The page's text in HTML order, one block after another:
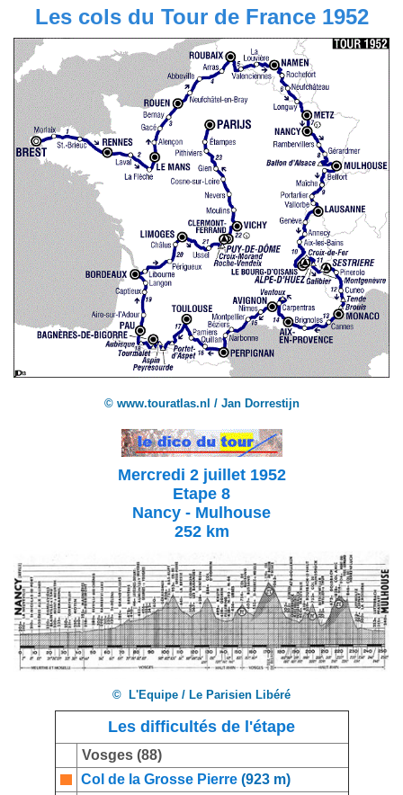
Les cols du Tour de France 1952
© www.touratlas.nl / Jan Dorrestijn
Mercredi 2 juillet 1952
Etape 8
Nancy - Mulhouse
252 km
© L'Equipe / Le Parisien Libéré
Les difficultés de l'étape
Vosges (88)
Col de la Grosse Pierre(923 m)